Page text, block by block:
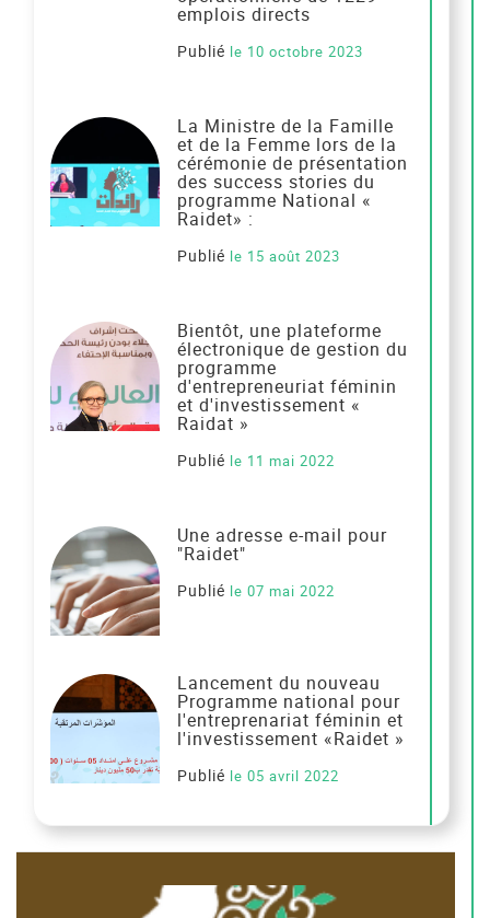
emplois directs
Publié le 10 octobre 2023
La Ministre de la Famille
et de la Femme lors de la
cérémonie de présentation
des success stories du
programme National «
Raidet» :
Publié le 15 août 2023
Bientôt, une plateforme
électronique de gestion du
programme
d'entrepreneuriat féminin
et d'investissement «
Raidat »
Publié le 11 mai 2022
Une adresse e-mail pour
"Raidet"
Publié le 07 mai 2022
Lancement du nouveau
Programme national pour
l'entreprenariat féminin et
l'investissement «Raidet »
Publié le 05 avril 2022